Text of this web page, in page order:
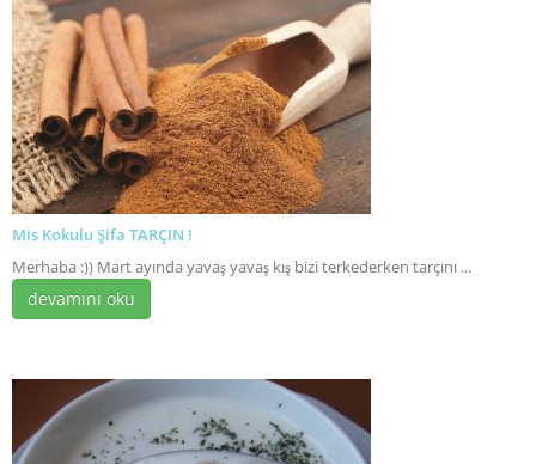
Mis Kokulu Şifa TARÇIN !
Merhaba :)) Mart ayında yavaş yavaş kış bizi terkederken tarçını ...
devamını oku